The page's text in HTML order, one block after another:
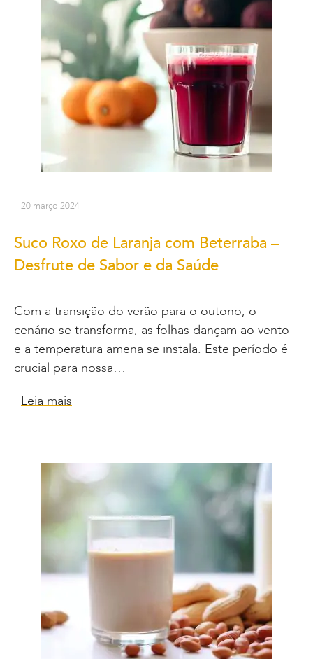
20 março 2024
Suco Roxo de Laranja com Beterraba –
Desfrute de Sabor e da Saúde
Com a transição do verão para o outono, o
cenário se transforma, as folhas dançam ao vento
e a temperatura amena se instala. Este período é
crucial para nossa…
Leia mais